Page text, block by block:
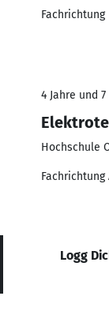
Fachrichtung
4 Jahre und
Hochschule
Logg